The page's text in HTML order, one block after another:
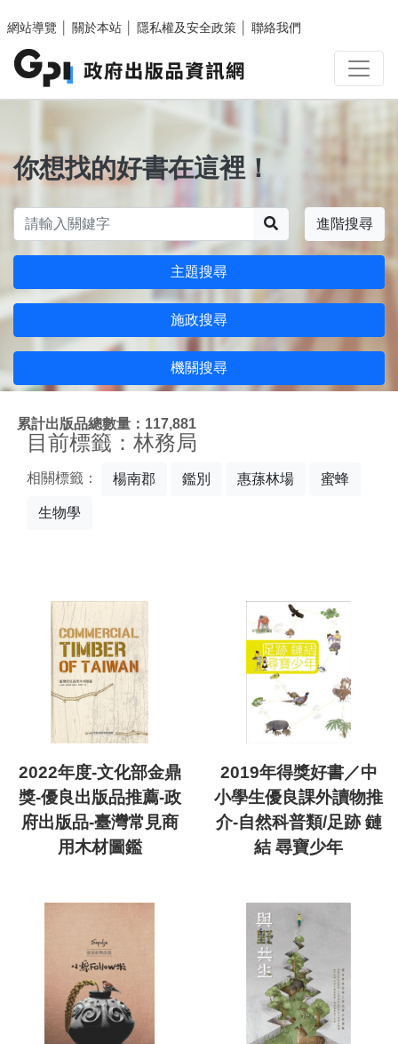
網站導覽
關於本站 隱私權及安全政策 聯絡我們
你想找的好書在這裡！
進階搜尋
主題搜尋
施政搜尋
機關搜尋
累計出版品總數量：117,881
目前標籤：林務局
相關標籤： 楊南郡 鑑別 惠蓀林場 蜜蜂
生物學
2022年度-文化部金鼎
獎-優良出版品推薦-政
府出版品-臺灣常見商
用木材圖鑑
2019年得獎好書／中
小學生優良課外讀物推
介-自然科普類/足跡 鏈
結 尋寶少年